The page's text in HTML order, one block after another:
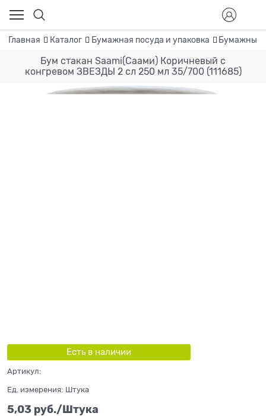
Главная Каталог Бумажная посуда и упаковка Бумажные
Бум стакан Saami(Саами) Коричневый с
конгревом ЗВЕЗДЫ 2 сл 250 мл 35/700 (111685)
Есть в наличии
Артикул:
Ед. измерения: Штука
5,03 руб./Штука